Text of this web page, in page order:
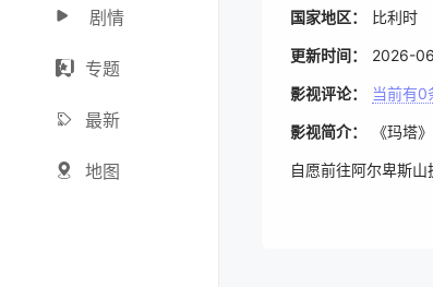
剧情
专题
最新
地图
国家地区： 比利时
更新时间： 2026-
影视评论： 当前有0
影视简介： 《玛塔
自愿前往阿尔卑斯